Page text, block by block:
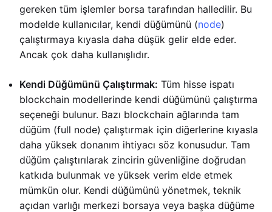
gereken tüm işlemler borsa tarafından halledilir. Bu
modelde kullanıcılar, kendi düğümünü (node)
çalıştırmaya kıyasla daha düşük gelir elde eder.
Ancak çok daha kullanışlıdır.
Kendi Düğümünü Çalıştırmak: Tüm hisse ispatı
blockchain modellerinde kendi düğümünü çalıştırma
seçeneği bulunur. Bazı blockchain ağlarında tam
düğüm (full node) çalıştırmak için diğerlerine kıyasla
daha yüksek donanım ihtiyacı söz konusudur. Tam
düğüm çalıştırılarak zincirin güvenliğine doğrudan
katkıda bulunmak ve yüksek verim elde etmek
mümkün olur. Kendi düğümünü yönetmek, teknik
açıdan varlığı merkezi borsaya veya başka düğüme